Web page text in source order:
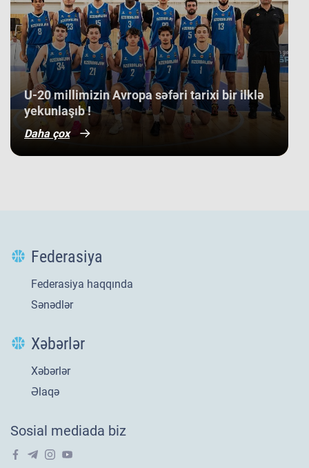
​U-20 millimizin Avropa səfəri tarixi bir ilklə
yekunlaşıb !
Daha çox
Yeni
​U-20 millimizin
Avropa səfəri tarixi
Federasiya
Federasiya haqqında
Sənədlər
Xəbərlər
Xəbərlər
Əlaqə
Sosial mediada biz